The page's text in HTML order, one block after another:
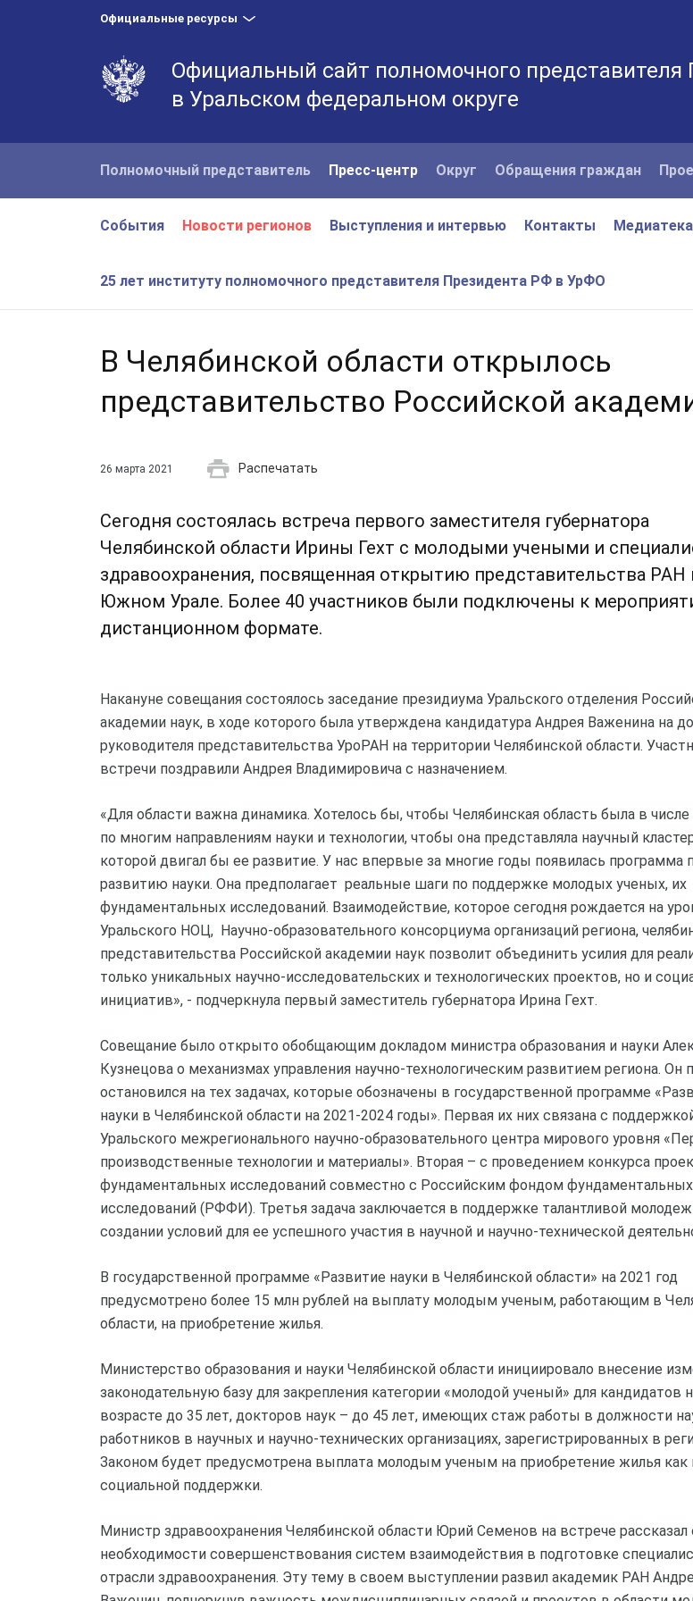
Официальные ресурсы
Официальный сайт полномочного
в Уральском федеральном округе
Полномочный представитель Пресс-центр Округ Обращения граждан
События Новости регионов Выступления и интервью Контакты Медиатека
25 лет институту полномочного представителя Президента РФ в УрФО
В Челябинской области открылось
представительство Российской
26 марта 2021 Распечатать
Сегодня состоялась встреча первого заместителя губернатора
Челябинской области Ирины Гехт с молодыми учеными и
здравоохранения, посвященная открытию представительства РАН
Южном Урале. Более 40 участников были подключены к
дистанционном формате.
Накануне совещания состоялось заседание президиума Уральского отделения
академии наук, в ходе которого была утверждена кандидатура Андрея Важенина на
руководителя представительства УроРАН на территории Челябинской области.
встречи поздравили Андрея Владимировича с назначением.
«Для области важна динамика. Хотелось бы, чтобы Челябинская область была в
по многим направлениям науки и технологии, чтобы она представляла научный
которой двигал бы ее развитие. У нас впервые за многие годы появилась программа
развитию науки. Она предполагает реальные шаги по поддержке молодых ученых, их
фундаментальных исследований. Взаимодействие, которое сегодня рождается на
Уральского НОЦ, Научно-образовательного консорциума организаций региона,
представительства Российской академии наук позволит объединить усилия для
только уникальных научно-исследовательских и технологических проектов, но и
инициатив», - подчеркнула первый заместитель губернатора Ирина Гехт.
Совещание было открыто обобщающим докладом министра образования и науки
Кузнецова о механизмах управления научно-технологическим развитием региона. Он
остановился на тех задачах, которые обозначены в государственной программе
науки в Челябинской области на 2021-2024 годы». Первая их них связана с
Уральского межрегионального научно-образовательного центра мирового уровня
производственные технологии и материалы». Вторая – с проведением конкурса
фундаментальных исследований совместно с Российским фондом фундаментальных
исследований (РФФИ). Третья задача заключается в поддержке талантливой
создании условий для ее успешного участия в научной и научно-технической
В государственной программе «Развитие науки в Челябинской области» на 2021 год
предусмотрено более 15 млн рублей на выплату молодым ученым, работающим в
области, на приобретение жилья.
Министерство образования и науки Челябинской области инициировало внесение
законодательную базу для закрепления категории «молодой ученый» для кандидатов
возрасте до 35 лет, докторов наук – до 45 лет, имеющих стаж работы в должности
работников в научных и научно-технических организациях, зарегистрированных в
Законом будет предусмотрена выплата молодым ученым на приобретение жилья как
социальной поддержки.
Министр здравоохранения Челябинской области Юрий Семенов на встрече рассказал
необходимости совершенствования систем взаимодействия в подготовке
отрасли здравоохранения. Эту тему в своем выступлении развил академик РАН